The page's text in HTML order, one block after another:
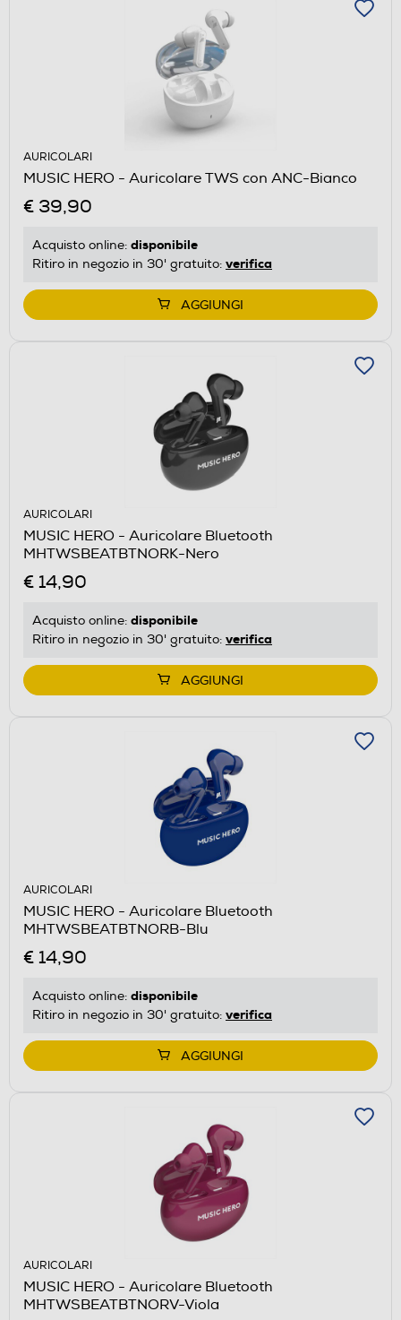
AURICOLARI
MUSIC HERO - Auricolare TWS con ANC-Bianco
€ 39,90
Acquisto online: disponibile
Ritiro in negozio in 30' gratuito: verifica
AGGIUNGI
AURICOLARI
MUSIC HERO - Auricolare Bluetooth
MHTWSBEATBTNORK-Nero
€ 14,90
Acquisto online: disponibile
Ritiro in negozio in 30' gratuito: verifica
AGGIUNGI
AURICOLARI
MUSIC HERO - Auricolare Bluetooth
MHTWSBEATBTNORB-Blu
€ 14,90
Acquisto online: disponibile
Ritiro in negozio in 30' gratuito: verifica
AGGIUNGI
AURICOLARI
MUSIC HERO - Auricolare Bluetooth
MHTWSBEATBTNORV-Viola